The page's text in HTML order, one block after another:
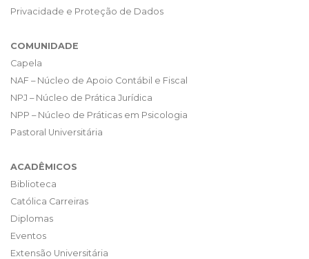
Privacidade e Proteção de Dados
COMUNIDADE
Capela
NAF – Núcleo de Apoio Contábil e Fiscal
NPJ – Núcleo de Prática Jurídica
NPP – Núcleo de Práticas em Psicologia
Pastoral Universitária
ACADÊMICOS
Biblioteca
Católica Carreiras
Diplomas
Eventos
Extensão Universitária